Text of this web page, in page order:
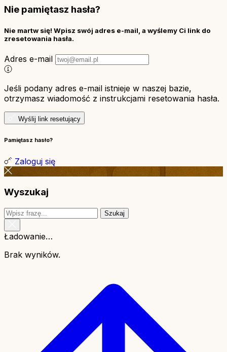
Nie pamiętasz hasła?
Nie martw się! Wpisz swój adres e-mail, a wyślemy Ci link do
zresetowania hasła.
Adres e-mail
Jeśli podany adres e-mail istnieje w naszej bazie,
otrzymasz wiadomość z instrukcjami resetowania hasła.
Wyślij link resetujący
Pamiętasz hasło?
Zaloguj się
Wyszukaj
Szukaj
Ładowanie…
Brak wyników.